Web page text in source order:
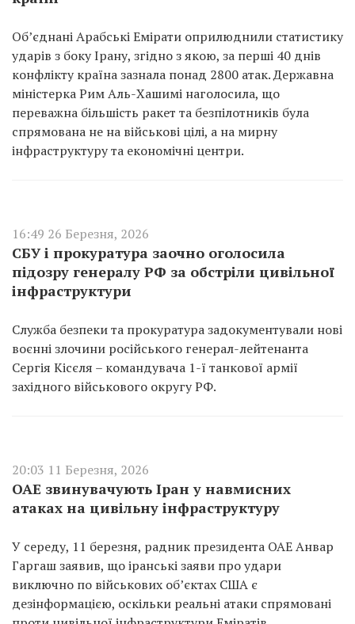
Об’єднані Арабські Емірати оприлюднили статистику
ударів з боку Ірану, згідно з якою, за перші 40 днів
конфлікту країна зазнала понад 2800 атак. Державна
міністерка Рим Аль-Хашимі наголосила, що
переважна більшість ракет та безпілотників була
спрямована не на військові цілі, а на мирну
інфраструктуру та економічні центри.
16:49 26 Березня, 2026
СБУ і прокуратура заочно оголосила
підозру генералу РФ за обстріли цивільної
інфраструктури
Служба безпеки та прокуратура задокументували нові
воєнні злочини російського генерал-лейтенанта
Сергія Кісєля – командувача 1-ї танкової армії
західного військового округу РФ.
20:03 11 Березня, 2026
ОАЕ звинувачують Іран у навмисних
атаках на цивільну інфраструктуру
У середу, 11 березня, радник президента ОАЕ Анвар
Гаргаш заявив, що іранські заяви про удари
виключно по військових об’єктах США є
дезінформацією, оскільки реальні атаки спрямовані